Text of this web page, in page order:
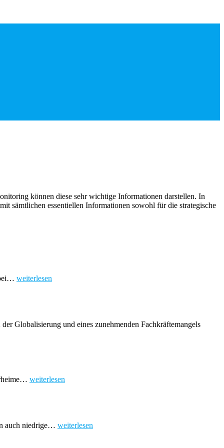
können diese sehr wichtige Informationen darstellen. In
sämtlichen essentiellen Informationen sowohl für die strategische
Privatdetektiv
der
weiterlesen
Globalisierung und eines zunehmenden Fachkräftemangels
Mehr
den
weiterlesen
auch niedrige… Moderner
weiterlesen